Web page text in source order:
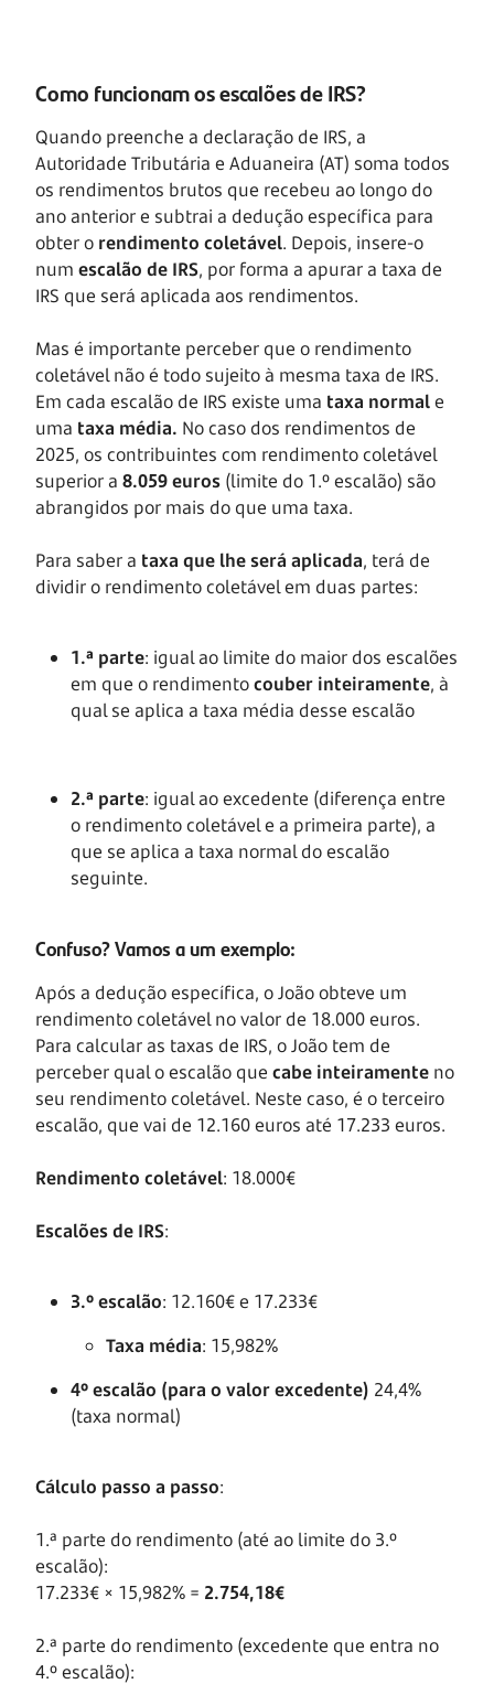
Como funcionam os escalões de IRS?
Quando preenche a declaração de IRS, a
Autoridade Tributária e Aduaneira (AT) soma todos
os rendimentos brutos que recebeu ao longo do
ano anterior e subtrai a dedução específica para
obter o rendimento coletável. Depois, insere-o
num escalão de IRS, por forma a apurar a taxa de
IRS que será aplicada aos rendimentos.
Mas é importante perceber que o rendimento
coletável não é todo sujeito à mesma taxa de IRS.
Em cada escalão de IRS existe uma taxa normale
uma taxa média. No caso dos rendimentos de
2025, os contribuintes com rendimento coletável
superior a 8.059 euros (limite do 1.º escalão) são
abrangidos por mais do que uma taxa.
Para saber a taxa que lhe será aplicada, terá de
dividir o rendimento coletável em duas partes:
1.ª parte: igual ao limite do maior dos escalões
em que o rendimentocouber inteiramente, à
qual se aplica a taxa média desse escalão
2.ª parte: igual ao excedente (diferença entre
o rendimento coletável e a primeira parte), a
que se aplica a taxa normal do escalão
seguinte.
Confuso? Vamos a um exemplo:
Após a dedução específica, o João obteve um
rendimento coletável no valor de 18.000 euros.
Para calcular as taxas de IRS, o João tem de
perceber qual o escalão que cabe inteiramente no
seu rendimento coletável. Neste caso, é o terceiro
escalão, que vai de 12.160 euros até 17.233 euros.
Rendimento coletável: 18.000€
Escalões de IRS:
3.º escalão: 12.160€ e 17.233€
Taxa média: 15,982%
4º escalão (para o valor excedente) 24,4%
(taxa normal)
Cálculo passo a passo:
1.ª parte do rendimento (até ao limite do 3.º
escalão):
17.233€ × 15,982% = 2.754,18€
2.ª parte do rendimento (excedente que entra no
4.º escalão):